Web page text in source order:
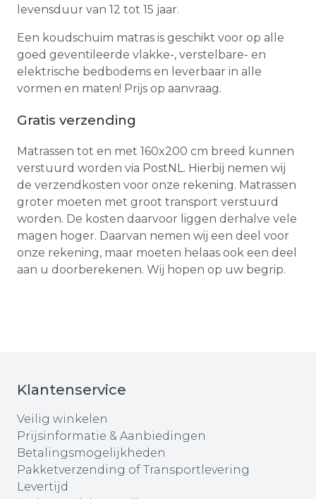
levensduur van 12 tot 15 jaar.
Een koudschuim matras is geschikt voor op alle
goed geventileerde vlakke-, verstelbare- en
elektrische bedbodems en leverbaar in alle
vormen en maten! Prijs op aanvraag.
Gratis verzending
Matrassen tot en met 160x200 cm breed kunnen
verstuurd worden via PostNL. Hierbij nemen wij
de verzendkosten voor onze rekening. Matrassen
groter moeten met groot transport verstuurd
worden. De kosten daarvoor liggen derhalve vele
magen hoger. Daarvan nemen wij een deel voor
onze rekening, maar moeten helaas ook een deel
aan u doorberekenen. Wij hopen op uw begrip.
Klantenservice
Veilig winkelen
Prijsinformatie & Aanbiedingen
Betalingsmogelijkheden
Pakketverzending of Transportlevering
Levertijd